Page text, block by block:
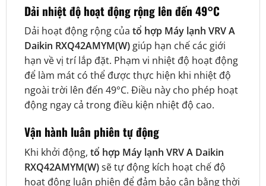
Dải nhiệt độ hoạt động rộng lên đến 49°C
Dải hoạt động rộng của tổ hợp Máy lạnh VRV A
Daikin RXQ42AMYM(W)giúp hạn chế các giới
hạn về vị trí lắp đặt. Phạm vi nhiệt độ hoạt động
để làm mát có thể được thực hiện khi nhiệt độ
ngoài trời lên đến 49°C. Điều này cho phép hoạt
động ngay cả trong điều kiện nhiệt độ cao.
Vận hành luân phiên tự động
Khi khởi động, tổ hợp Máy lạnh VRV A Daikin
RXQ42AMYM(W)sẽ tự động kích hoạt chế độ
hoạt động luân phiên để đảm bảo cân bằng thời